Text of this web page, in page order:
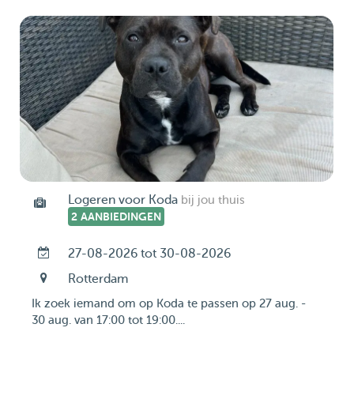
Logeren voor Koda bij jou thuis
2 AANBIEDINGEN
27-08-2026 tot 30-08-2026
Rotterdam
Ik zoek iemand om op Koda te passen op 27 aug. -
30 aug. van 17:00 tot 19:00....